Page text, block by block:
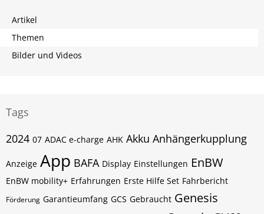
Artikel
Themen
Bilder und Videos
Tags
2024 07 ADAC e-charge AHK Akku Anhängerkupplung
Anzeige App BAFA Display Einstellungen EnBW
EnBW mobility+ Erfahrungen Erste Hilfe Set Fahrbericht
Förderung Garantieumfang GCS Gebraucht Genesis